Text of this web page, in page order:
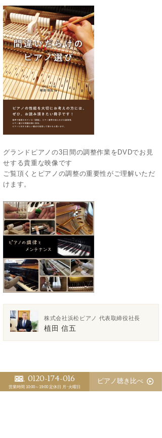
0120-174-016
営業時間 10:00～19:00 定休日 月･火曜日
グランドピアノの3日間の調整作業をDVDでお見
せする貴重な映像です
ご覧頂くとピアノの調整の重要性がご理解いただ
けます。
株式会社浜松ピアノ 代表取締役社長
植田 信五
>「ピアノ日誌」一覧 < >
ピアノ聴き比べ